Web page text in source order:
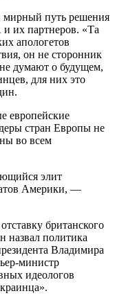
мирный путь решения
их партнеров. «Та
апологетов
он не сторонник
думают о будущем,
для них это
европейские
стран Европы не
во всем
элит
Америки, —
британского
назвал политика
Владимира
министр
идеологов